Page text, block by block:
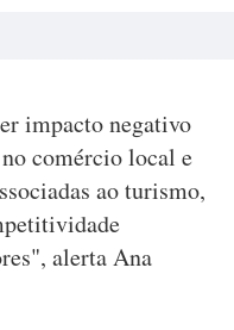
impacto negativo
comércio local e
ao turismo,
alerta Ana